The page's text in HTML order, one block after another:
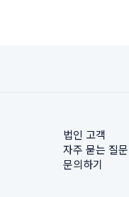
법인 고객
자주 묻는 질문
문의하기